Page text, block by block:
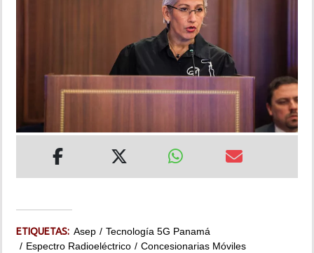
MULTIMEDIA
ETIQUETAS: Asep
Tecnología 5G Panamá
Espectro Radioeléctrico
Concesionarias Móviles